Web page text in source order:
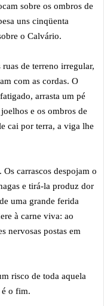
sobre os ombros de
uns cinqüenta
o Calvário.
ruas de terreno irregular,
com as cordas. O
arrasta um pé
e os ombros de
cai por terra, a viga lhe
carrascos despojam o
e tirá-la produz dor
uma grande ferida
à carne viva: ao
nervosas postas em
risco de toda aquela
é o fim.